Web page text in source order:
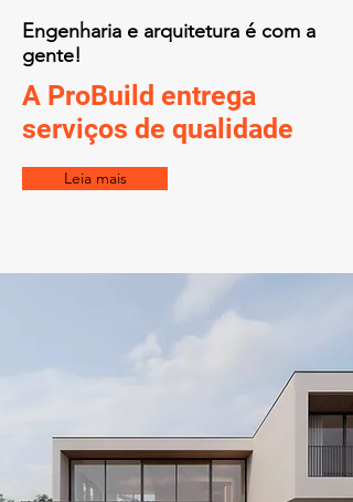
Engenharia e arquitetura é com a
gente!
A ProBuild entrega
serviços de qualidade
Leia mais